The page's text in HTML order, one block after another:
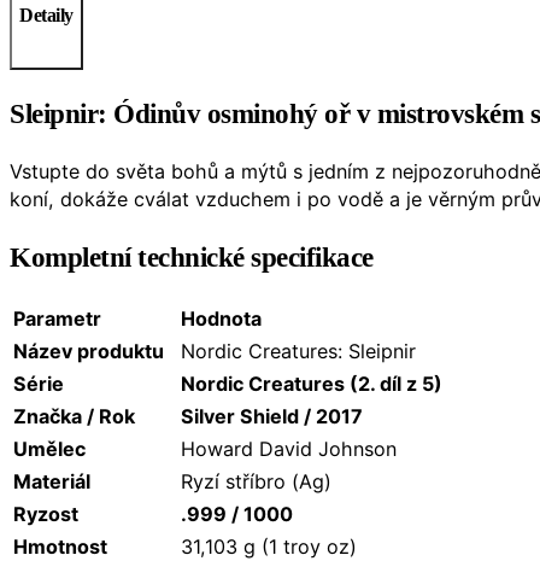
Detaily
Sleipnir: Ódinův osminohý oř v mistrovském
Vstupte do světa bohů a mýtů s jedním z
koní, dokáže cválat vzduchem i po vodě a je věrným
Kompletní technické specifikace
Parametr
Hodnota
Název produktu
Nordic Creatures: Sleipnir
Série
Nordic Creatures (2. díl z 5)
Značka / Rok
Silver Shield / 2017
Umělec
Howard David Johnson
Materiál
Ryzí stříbro (Ag)
Ryzost
.999 / 1000
Hmotnost
31,103 g (1 troy oz)